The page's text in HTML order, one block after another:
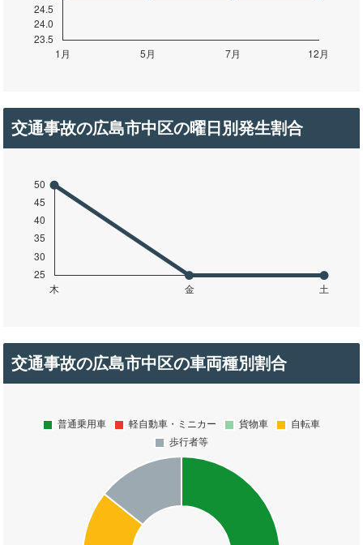
交通事故の広島市中区の曜日別発生割合
交通事故の広島市中区の車両種別割合